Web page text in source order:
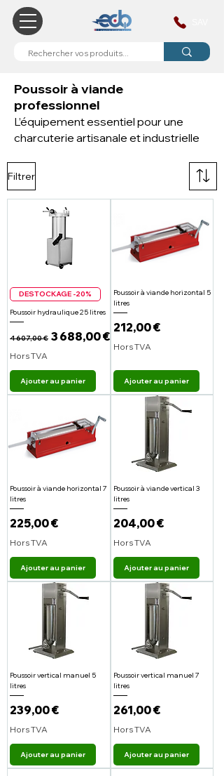
Poussoir à viande
professionnel
L’équipement essentiel pour une
charcuterie artisanale et industrielle
Filtrer
DESTOCKAGE -20%
Poussoir hydraulique 25 litres
Prix original
4 607,00 € Prix promotionnel
3 688,00 €
Hors TVA
Ajouter au panier
Poussoir à viande horizontal 5
litres
Prix
212,00 €
Hors TVA
Ajouter au panier
Poussoir à viande horizontal 7
litres
Prix
225,00 €
Hors TVA
Ajouter au panier
Poussoir à viande vertical 3
litres
Prix
204,00 €
Hors TVA
Ajouter au panier
Poussoir vertical manuel 5
litres
Prix
239,00 €
Hors TVA
Ajouter au panier
Poussoir vertical manuel 7
litres
Prix
261,00 €
Hors TVA
Ajouter au panier